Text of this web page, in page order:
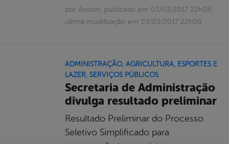
por Ascom, publicado em 03/03/2017 22h08,
última modificação em 03/03/2017 22h08
ADMINISTRAÇÃO, AGRICULTURA, ESPORTES E
LAZER, SERVIÇOS PÚBLICOS
Secretaria de Administração
divulga resultado preliminar
Resultado Preliminar do Processo
Seletivo Simplificado para